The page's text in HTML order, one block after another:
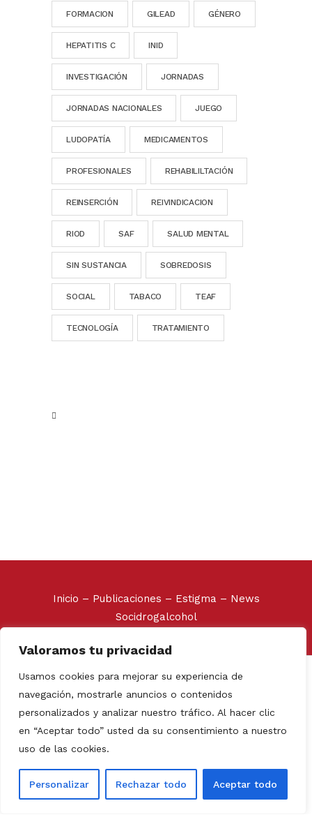
Valoramos tu privacidad
Usamos cookies para mejorar su experiencia de
navegación, mostrarle anuncios o contenidos
personalizados y analizar nuestro tráfico. Al hacer clic
en “Aceptar todo” usted da su consentimiento a nuestro
uso de las cookies.
Personalizar Rechazar todo Aceptar todo
FORMACION GILEAD GÉNERO
HEPATITIS C INID
INVESTIGACIÓN JORNADAS
JORNADAS NACIONALES JUEGO
LUDOPATÍA MEDICAMENTOS
PROFESIONALES REHABILILTACIÓN
REINSERCIÓN REIVINDICACION
RIOD SAF SALUD MENTAL
SIN SUSTANCIA SOBREDOSIS
SOCIAL TABACO TEAF
TECNOLOGÍA TRATAMIENTO
Inicio – Publicaciones – Estigma – News
Socidrogalcohol
Avda. de Vallcarca 180, 08023 Barcelona. Tel/Fax: +34
93 210 38 54
Web realizada por: Grupo Prosistel Technology
Consulting
Política de
privacidad